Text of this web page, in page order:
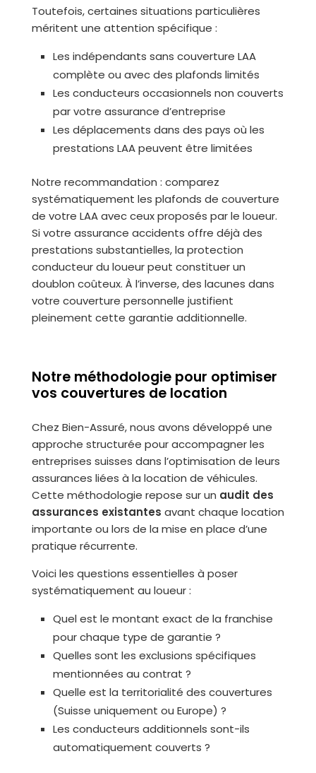
Toutefois, certaines situations particulières
méritent une attention spécifique :
Les indépendants sans couverture LAA
complète ou avec des plafonds limités
Les conducteurs occasionnels non couverts
par votre assurance d’entreprise
Les déplacements dans des pays où les
prestations LAA peuvent être limitées
Notre recommandation : comparez
systématiquement les plafonds de couverture
de votre LAA avec ceux proposés par le loueur.
Si votre assurance accidents offre déjà des
prestations substantielles, la protection
conducteur du loueur peut constituer un
doublon coûteux. À l’inverse, des lacunes dans
votre couverture personnelle justifient
pleinement cette garantie additionnelle.
Notre méthodologie pour optimiser
vos couvertures de location
Chez Bien-Assuré, nous avons développé une
approche structurée pour accompagner les
entreprises suisses dans l’optimisation de leurs
assurances liées à la location de véhicules.
Cette méthodologie repose sur un audit des
assurances existantes avant chaque location
importante ou lors de la mise en place d’une
pratique récurrente.
Voici les questions essentielles à poser
systématiquement au loueur :
Quel est le montant exact de la franchise
pour chaque type de garantie ?
Quelles sont les exclusions spécifiques
mentionnées au contrat ?
Quelle est la territorialité des couvertures
(Suisse uniquement ou Europe) ?
Les conducteurs additionnels sont-ils
automatiquement couverts ?